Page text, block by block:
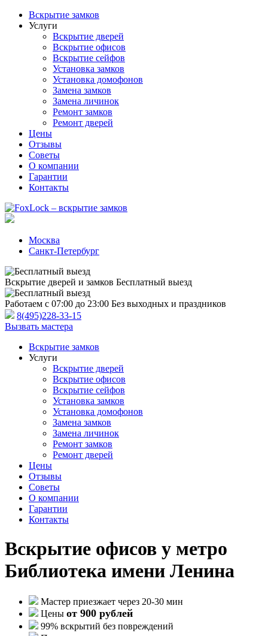
Вскрытие замков
Услуги
Вскрытие дверей
Вскрытие офисов
Вскрытие сейфов
Установка замков
Установка домофонов
Замена замков
Замена личинок
Ремонт замков
Ремонт дверей
Цены
Отзывы
Советы
О компании
Гарантии
Контакты
Москва
Санкт-Петербург
Вскрытие дверей и замков Бесплатный выезд
Работаем с 07:00 до 23:00 Без выходных и праздников
8(495)228-33-15
Вызвать мастера
Вскрытие замков
Услуги
Вскрытие дверей
Вскрытие офисов
Вскрытие сейфов
Установка замков
Установка домофонов
Замена замков
Замена личинок
Ремонт замков
Ремонт дверей
Цены
Отзывы
Советы
О компании
Гарантии
Контакты
Вскрытие офисов у метро
Библиотека имени Ленина
Мастер приезжает через 20-30 мин
Цены от 900 рублей
99% вскрытий без повреждений